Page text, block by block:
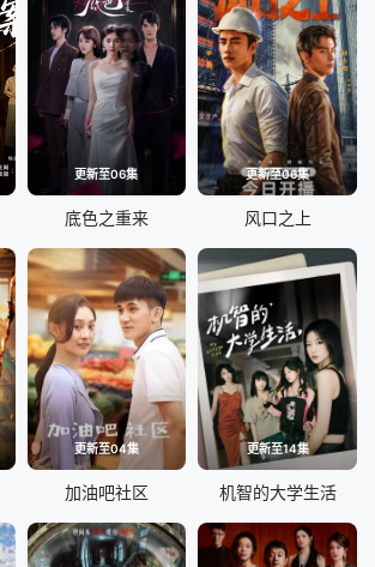
更新至06集
底色之重来
更新至06集
风口之上
更新至04集
加油吧社区
更新至14集
机智的大学生活